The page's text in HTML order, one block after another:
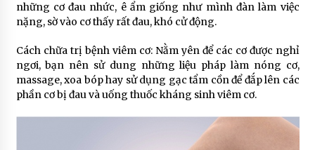
những cơ đau nhức, ê ẩm giống như mình đàn làm việc
nặng, sờ vào cơ thấy rất đau, khó cử động.
Cách chữa trị bệnh viêm cơ: Nằm yên để các cơ được nghỉ
ngơi, bạn nên sử dung những liệu pháp làm nóng cơ,
massage, xoa bóp hay sử dụng gạc tẩm cồn để đắp lên các
phần cơ bị đau và uống thuốc kháng sinh viêm cơ.